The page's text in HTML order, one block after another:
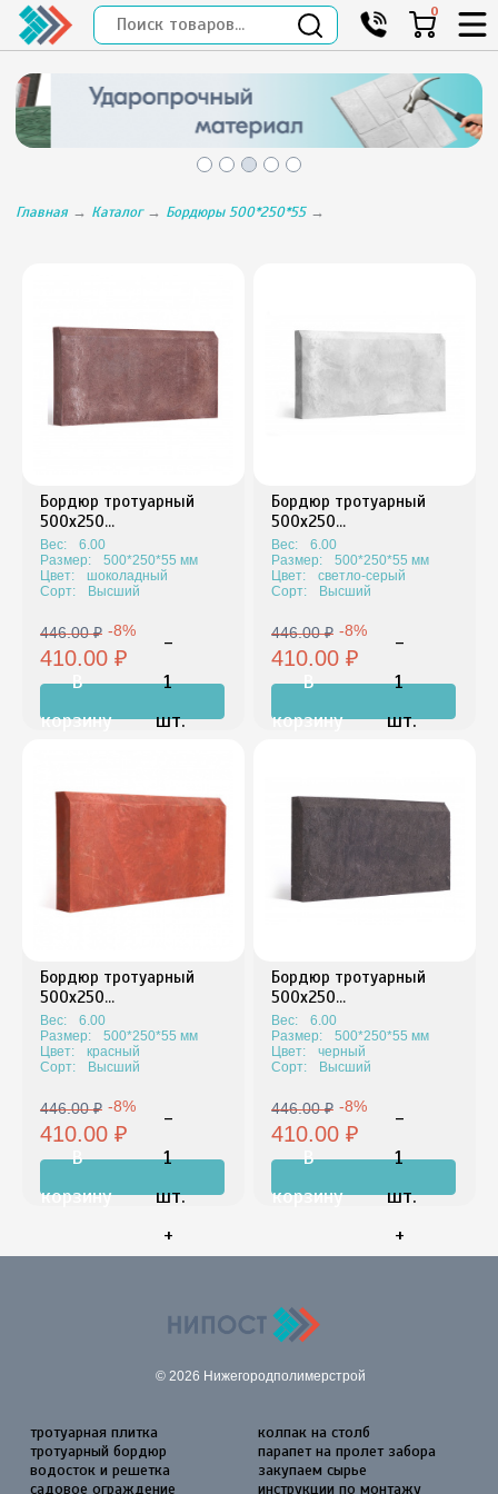
0
Главная → Каталог → Бордюры 500*250*55 →
Бордюр тротуарный
500х250...
Вес:
6.00
Размер:
500*250*55 мм
Цвет:
шоколадный
Сорт:
Высший
446.00 ₽ -8%
410.00 ₽
В
корзину
-
1
шт.
Бордюр тротуарный
500х250...
Вес:
6.00
Размер:
500*250*55 мм
Цвет:
светло-серый
Сорт:
Высший
446.00 ₽ -8%
410.00 ₽
В
корзину
-
1
шт.
Бордюр тротуарный
500х250...
Вес:
6.00
Размер:
500*250*55 мм
Цвет:
красный
Сорт:
Высший
446.00 ₽ -8%
410.00 ₽
В
корзину
-
1
шт.
+
Бордюр тротуарный
500х250...
Вес:
6.00
Размер:
500*250*55 мм
Цвет:
черный
Сорт:
Высший
446.00 ₽ -8%
410.00 ₽
В
корзину
-
1
шт.
+
© 2026 Нижегородполимерстрой
тротуарная плитка
тротуарный бордюр
водосток и решетка
садовое ограждение
колпак на столб
парапет на пролет забора
закупаем сырье
инструкции по монтажу